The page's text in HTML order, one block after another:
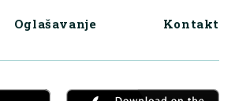
Oglašavanje Kontakt